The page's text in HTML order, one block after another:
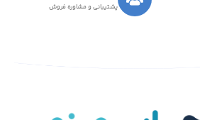
پشتیبانی و مشاوره فروش